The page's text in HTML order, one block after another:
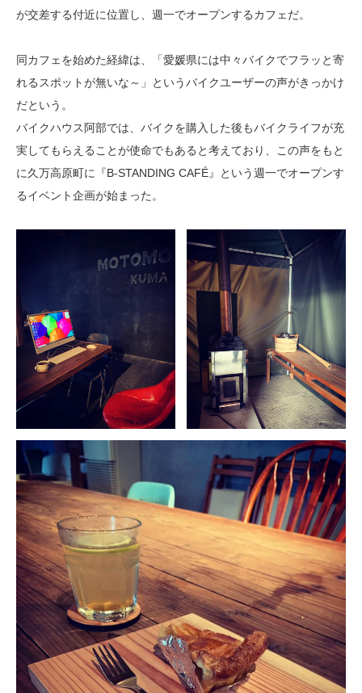
が交差する付近に位置し、週一でオープンするカフェだ。
同カフェを始めた経緯は、「愛媛県には中々バイクでフラッと寄
れるスポットが無いな～」というバイクユーザーの声がきっかけ
だという。
バイクハウス阿部では、バイクを購入した後もバイクライフが充
実してもらえることが使命でもあると考えており、この声をもと
に久万高原町に『B-STANDING CAFÉ』という週一でオープンす
るイベント企画が始まった。